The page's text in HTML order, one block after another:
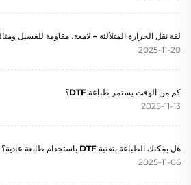
لفة نقل الحرارة المتلألئة – لامعة، مقاومة للغسيل
2025-11-20
كم من الوقت يستمر طباعة DTF؟
2025-11-13
هل يمكنك الطباعة بتقنية DTF باستخدام طابعة عادية؟
2025-11-06